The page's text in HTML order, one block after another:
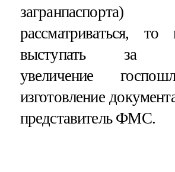
рассматриваться,
выступать за
увеличение
изготовление
представитель ФМС.